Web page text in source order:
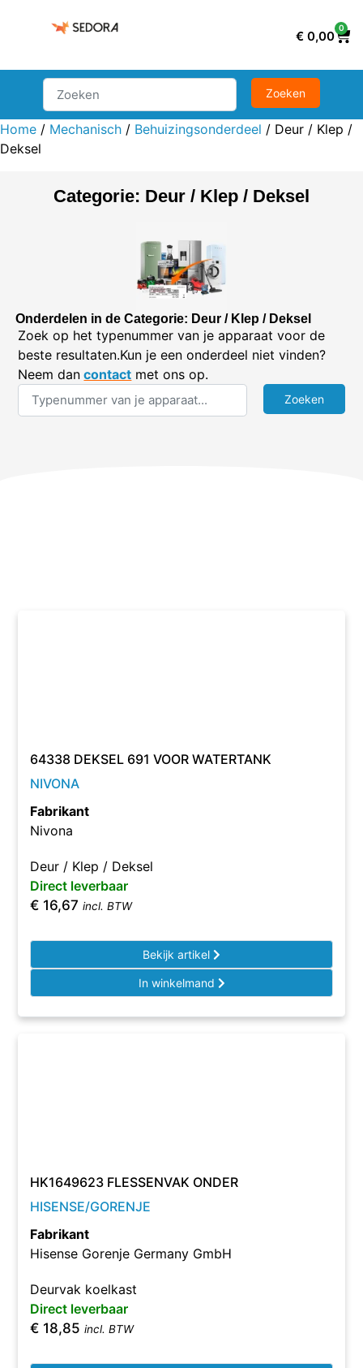
€ 0,00
0
Home / Mechanisch / Behuizingsonderdeel / Deur / Klep /
Deksel
Categorie: Deur / Klep / Deksel
Onderdelen in de Categorie: Deur / Klep / Deksel
Zoek op het typenummer van je apparaat voor de
beste resultaten.Kun je een onderdeel niet vinden?
Neem dan contact met ons op.
64338 DEKSEL 691 VOOR WATERTANK
NIVONA
Fabrikant
Nivona
Deur / Klep / Deksel
Direct leverbaar
€ 16,67 incl. BTW
Bekijk artikel
In winkelmand
HK1649623 FLESSENVAK ONDER
HISENSE/GORENJE
Fabrikant
Hisense Gorenje Germany GmbH
Deurvak koelkast
Direct leverbaar
€ 18,85 incl. BTW